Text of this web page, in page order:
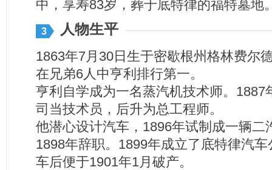
中，享寿83岁，葬于底特律的福特墓地
3 人物生平
1863年7月30日生于密歇根州格林费尔
在兄弟6人中亨利排行第一。
亨利自学成为一名蒸汽机技术师。1887
司当技术员，后升为总工程师。
他潜心设计汽车，1896年试制成一辆二
1898年辞职。1899年成立了底特律汽
车后便于1901年1月破产。